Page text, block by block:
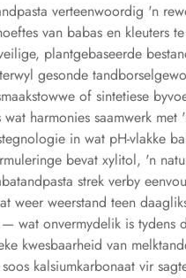
verteenwoordig 'n
van babas en kleuters
plantgebaseerde
gesonde
of sintetiese
harmonies saamwerk
in wat pH-vlakke
bevat xylitol, 'n
strek verby
weer weerstand teen
wat onvermydelik is
kwesbaarheid van
kalsiumkarbonaat vir